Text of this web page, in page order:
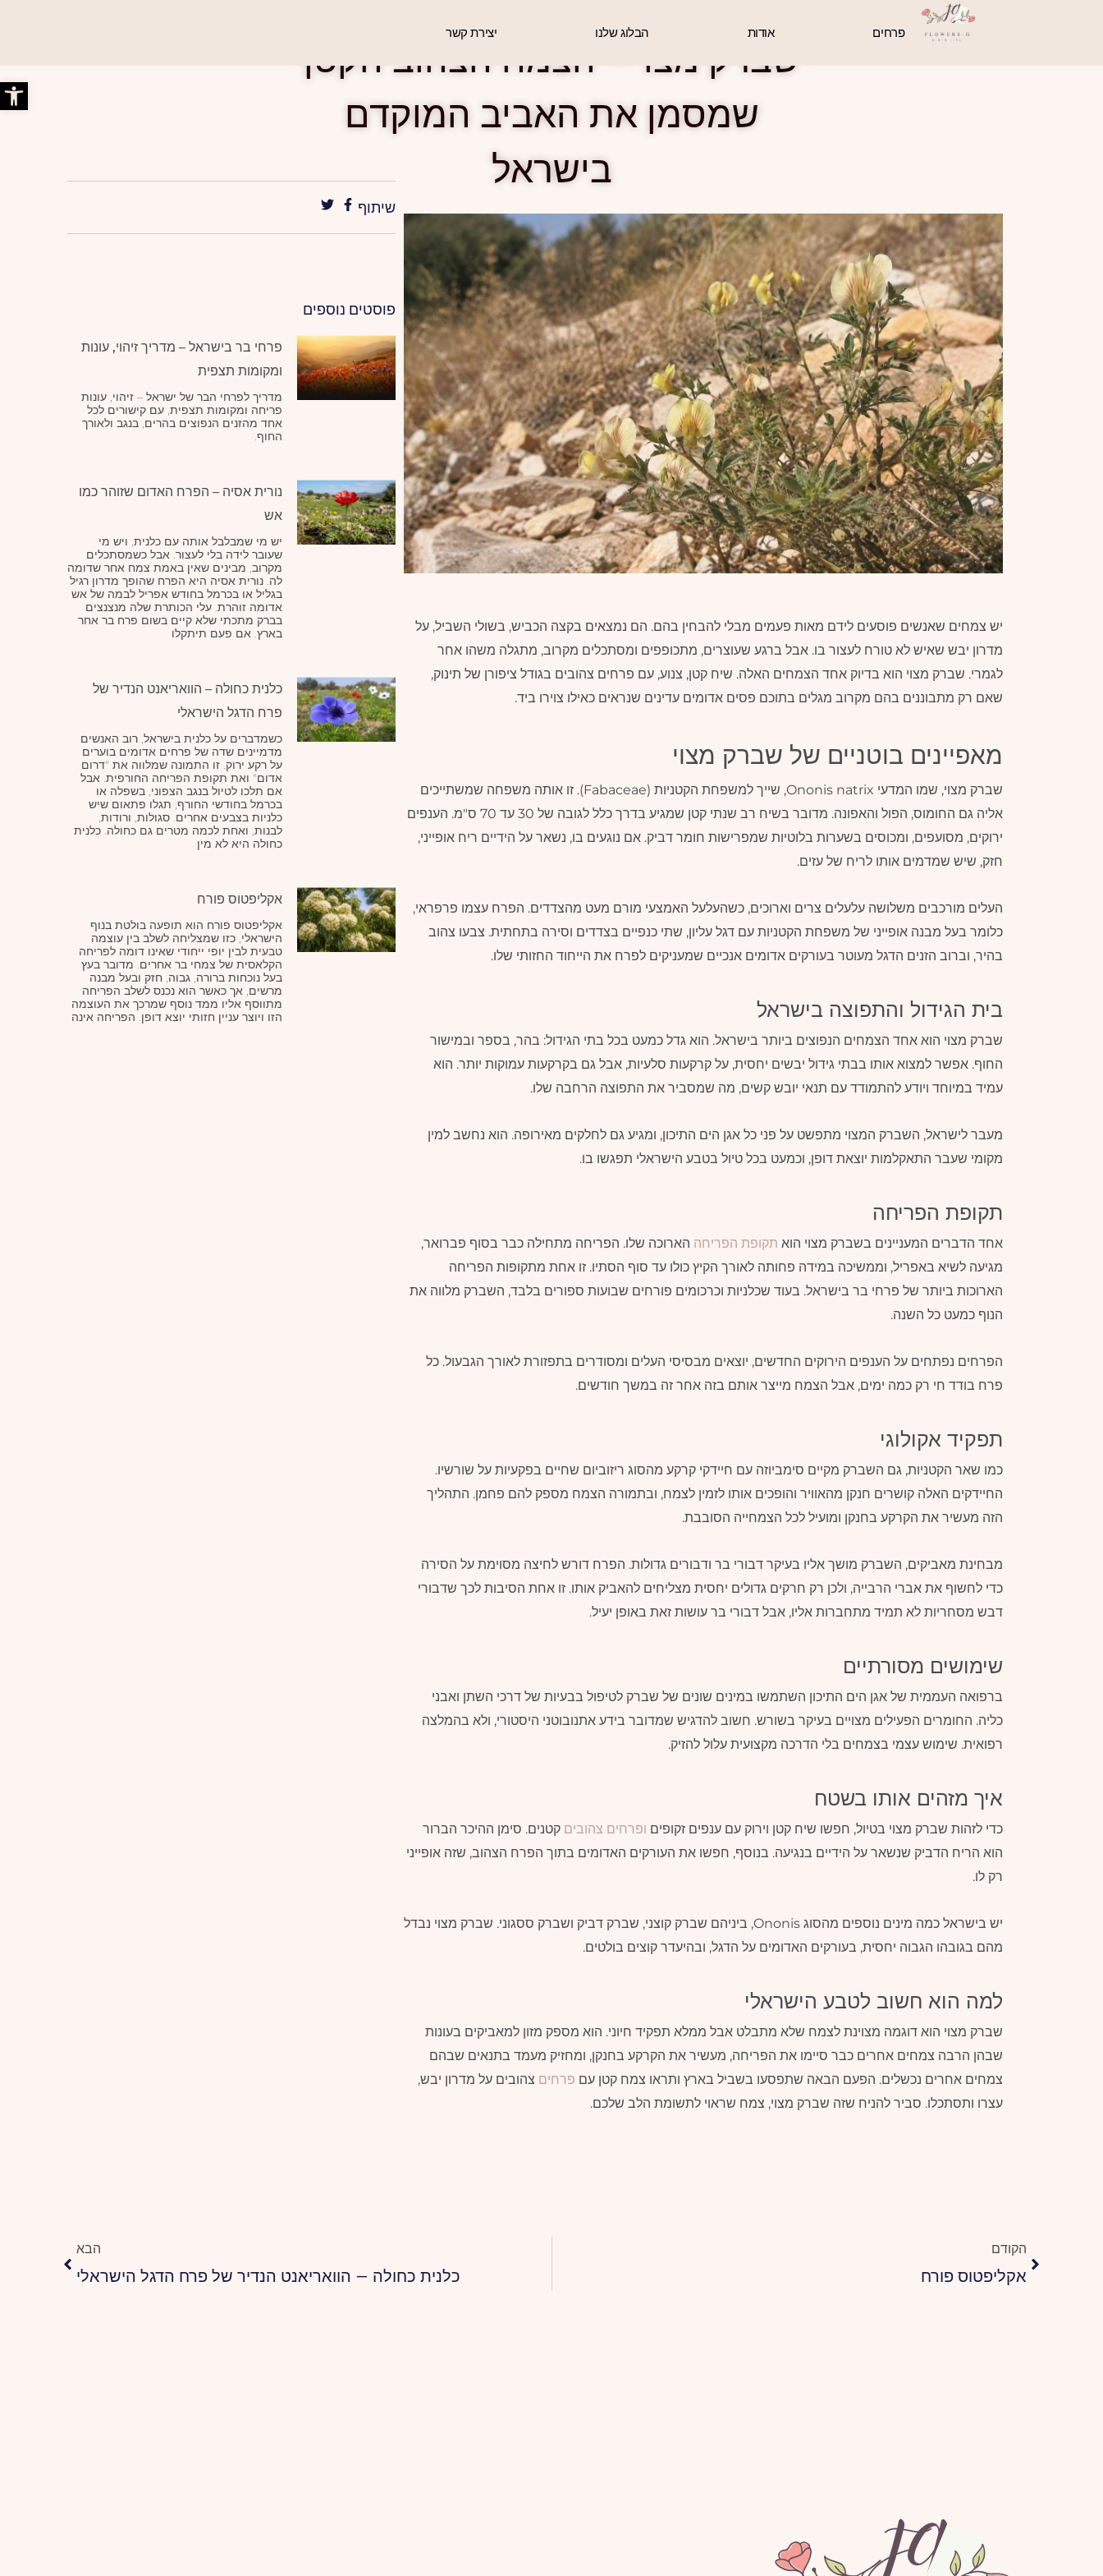
פתח
פרחים אודות הבלוג שלנו יצירת קשר
שברק מצו – הצמח הצהוב הקטן
שמסמן את האביב המוקדם
בישראל
יש צמחים שאנשים פוסעים לידם מאות פעמים מבלי להבחין בהם. הם נמצאים בקצה הכביש, בשולי השביל, על
מדרון יבש שאיש לא טורח לעצור בו. אבל ברגע שעוצרים, מתכופפים ומסתכלים מקרוב, מתגלה משהו אחר
לגמרי. שברק מצוי הוא בדיוק אחד הצמחים האלה. שיח קטן, צנוע, עם פרחים צהובים בגודל ציפורן של תינוק,
שאם רק מתבוננים בהם מקרוב מגלים בתוכם פסים אדומים עדינים שנראים כאילו צוירו ביד.
מאפיינים בוטניים של שברק מצוי
שברק מצוי, שמו המדעי Ononis natrix, שייך למשפחת הקטניות (Fabaceae). זו אותה משפחה שמשתייכים
אליה גם החומוס, הפול והאפונה. מדובר בשיח רב שנתי קטן שמגיע בדרך כלל לגובה של 30 עד 70 ס"מ. הענפים
ירוקים, מסועפים, ומכוסים בשערות בלוטיות שמפרישות חומר דביק. אם נוגעים בו, נשאר על הידיים ריח אופייני,
חזק, שיש שמדמים אותו לריח של עזים.
העלים מורכבים משלושה עלעלים צרים וארוכים, כשהעלעל האמצעי מורם מעט מהצדדים. הפרח עצמו פרפראי,
כלומר בעל מבנה אופייני של משפחת הקטניות עם דגל עליון, שתי כנפיים בצדדים וסירה בתחתית. צבעו צהוב
בהיר, וברוב הזנים הדגל מעוטר בעורקים אדומים אנכיים שמעניקים לפרח את הייחוד החזותי שלו.
בית הגידול והתפוצה בישראל
שברק מצוי הוא אחד הצמחים הנפוצים ביותר בישראל. הוא גדל כמעט בכל בתי הגידול: בהר, בספר ובמישור
החוף. אפשר למצוא אותו בבתי גידול יבשים יחסית, על קרקעות סלעיות, אבל גם בקרקעות עמוקות יותר. הוא
עמיד במיוחד ויודע להתמודד עם תנאי יובש קשים, מה שמסביר את התפוצה הרחבה שלו.
מעבר לישראל, השברק המצוי מתפשט על פני כל אגן הים התיכון, ומגיע גם לחלקים מאירופה. הוא נחשב למין
מקומי שעבר התאקלמות יוצאת דופן, וכמעט בכל טיול בטבע הישראלי תפגשו בו.
תקופת הפריחה
אחד הדברים המעניינים בשברק מצוי הוא תקופת הפריחה הארוכה שלו. הפריחה מתחילה כבר בסוף פברואר,
מגיעה לשיא באפריל, וממשיכה במידה פחותה לאורך הקיץ כולו עד סוף הסתיו. זו אחת מתקופות הפריחה
הארוכות ביותר של פרחי בר בישראל. בעוד שכלניות וכרכומים פורחים שבועות ספורים בלבד, השברק מלווה את
הנוף כמעט כל השנה.
הפרחים נפתחים על הענפים הירוקים החדשים, יוצאים מבסיסי העלים ומסודרים בתפזורת לאורך הגבעול. כל
פרח בודד חי רק כמה ימים, אבל הצמח מייצר אותם בזה אחר זה במשך חודשים.
תפקיד אקולוגי
כמו שאר הקטניות, גם השברק מקיים סימביוזה עם חיידקי קרקע מהסוג ריזוביום שחיים בפקעיות על שורשיו.
החיידקים האלה קושרים חנקן מהאוויר והופכים אותו לזמין לצמח, ובתמורה הצמח מספק להם פחמן. התהליך
הזה מעשיר את הקרקע בחנקן ומועיל לכל הצמחייה הסובבת.
מבחינת מאביקים, השברק מושך אליו בעיקר דבורי בר ודבורים גדולות. הפרח דורש לחיצה מסוימת על הסירה
כדי לחשוף את אברי הרבייה, ולכן רק חרקים גדולים יחסית מצליחים להאביק אותו. זו אחת הסיבות לכך שדבורי
דבש מסחריות לא תמיד מתחברות אליו, אבל דבורי בר עושות זאת באופן יעיל.
שימושים מסורתיים
ברפואה העממית של אגן הים התיכון השתמשו במינים שונים של שברק לטיפול בבעיות של דרכי השתן ואבני
כליה. החומרים הפעילים מצויים בעיקר בשורש. חשוב להדגיש שמדובר בידע אתנובוטני היסטורי, ולא בהמלצה
רפואית. שימוש עצמי בצמחים בלי הדרכה מקצועית עלול להזיק.
איך מזהים אותו בשטח
כדי לזהות שברק מצוי בטיול, חפשו שיח קטן וירוק עם ענפים זקופים ופרחים צהובים קטנים. סימן ההיכר הברור
הוא הריח הדביק שנשאר על הידיים בנגיעה. בנוסף, חפשו את העורקים האדומים בתוך הפרח הצהוב, שזה אופייני
רק לו.
יש בישראל כמה מינים נוספים מהסוג Ononis, ביניהם שברק קוצני, שברק דביק ושברק ססגוני. שברק מצוי נבדל
מהם בגובהו הגבוה יחסית, בעורקים האדומים על הדגל, ובהיעדר קוצים בולטים.
למה הוא חשוב לטבע הישראלי
שברק מצוי הוא דוגמה מצוינת לצמח שלא מתבלט אבל ממלא תפקיד חיוני. הוא מספק מזון למאביקים בעונות
שבהן הרבה צמחים אחרים כבר סיימו את הפריחה, מעשיר את הקרקע בחנקן, ומחזיק מעמד בתנאים שבהם
צמחים אחרים נכשלים. הפעם הבאה שתפסעו בשביל בארץ ותראו צמח קטן עם פרחים צהובים על מדרון יבש,
עצרו ותסתכלו. סביר להניח שזה שברק מצוי, צמח שראוי לתשומת הלב שלכם.
שיתוף
פוסטים נוספים
פרחי בר בישראל – מדריך זיהוי, עונות
ומקומות תצפית
מדריך לפרחי הבר של ישראל – זיהוי, עונות
פריחה ומקומות תצפית, עם קישורים לכל
אחד מהזנים הנפוצים בהרים, בנגב ולאורך
החוף.
נורית אסיה – הפרח האדום שזוהר כמו
אש
יש מי שמבלבל אותה עם כלנית, ויש מי
שעובר לידה בלי לעצור. אבל כשמסתכלים
מקרוב, מבינים שאין באמת צמח אחר שדומה
לה. נורית אסיה היא הפרח שהופך מדרון רגיל
בגליל או בכרמל בחודש אפריל לבמה של אש
אדומה זוהרת. עלי הכותרת שלה מנצנצים
בברק מתכתי שלא קיים בשום פרח בר אחר
בארץ. אם פעם תיתקלו
כלנית כחולה – הוואריאנט הנדיר של
פרח הדגל הישראלי
כשמדברים על כלנית בישראל, רוב האנשים
מדמיינים שדה של פרחים אדומים בוערים
על רקע ירוק. זו התמונה שמלווה את "דרום
אדום" ואת תקופת הפריחה החורפית. אבל
אם תלכו לטיול בנגב הצפוני, בשפלה או
בכרמל בחודשי החורף, תגלו פתאום שיש
כלניות בצבעים אחרים. סגולות, ורודות,
לבנות, ואחת לכמה מטרים גם כחולה. כלנית
כחולה היא לא מין
אקליפטוס פורח
אקליפטוס פורח הוא תופעה בולטת בנוף
הישראלי, כזו שמצליחה לשלב בין עוצמה
טבעית לבין יופי ייחודי שאינו דומה לפריחה
הקלאסית של צמחי בר אחרים. מדובר בעץ
בעל נוכחות ברורה, גבוה, חזק ובעל מבנה
מרשים, אך כאשר הוא נכנס לשלב הפריחה
מתווסף אליו ממד נוסף שמרכך את העוצמה
הזו ויוצר עניין חזותי יוצא דופן. הפריחה אינה
הקודם
אקליפטוס פורח
הבא
כלנית כחולה – הוואריאנט הנדיר של פרח הדגל הישראלי